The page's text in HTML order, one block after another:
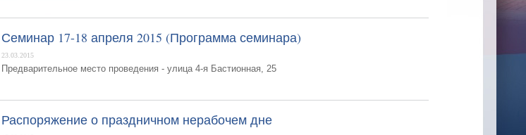
Семинар 17-18 апреля 2015 (Программа семинара)
23.03.2015
Предварительное место проведения - улица 4-я Бастионная, 25
Распоряжение о праздничном нерабочем дне